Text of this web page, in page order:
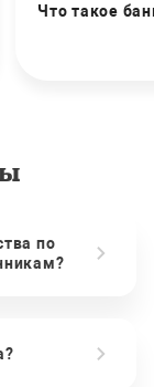
Что такое
по